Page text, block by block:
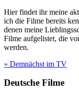
Hier findet ihr meine
ich die Filme bereits
denen meine
Filme aufgelistet, die
werden.
» Demnächst im TV
Deutsche Filme